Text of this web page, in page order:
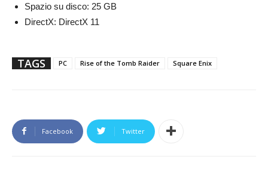
Spazio su disco: 25 GB
DirectX: DirectX 11
TAGS PC Rise of the Tomb Raider Square Enix
Facebook Twitter